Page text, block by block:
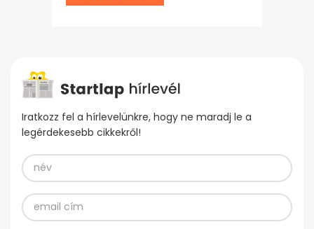
Iratkozz fel a hírlevelünkre, hogy ne maradj le a
legérdekesebb cikkekről!